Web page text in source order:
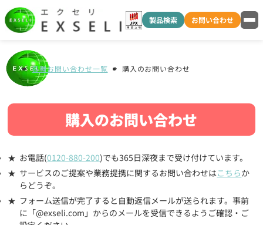
製品検索 お問い合わせ
各種お問い合わせ一覧 購入のお問い合わせ
購入のお問い合わせ
お電話(0120-880-200)でも365日深夜まで受け付けています。
サービスのご提案や業務提携に関するお問い合わせはこちらか
らどうぞ。
フォーム送信が完了すると自動返信メールが送られます。事前
に「@exseli.com」からのメールを受信できるようご確認・ご